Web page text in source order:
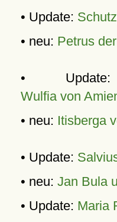
• Update:
• neu: Petrus
•
Wulfia von
• neu: Itisberga
• Update:
• neu: Jan Bula
• Update: Maria